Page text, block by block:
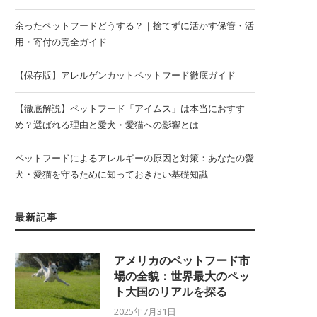
余ったペットフードどうする？｜捨てずに活かす保管・活
用・寄付の完全ガイド
【保存版】アレルゲンカットペットフード徹底ガイド
【徹底解説】ペットフード「アイムス」は本当におすす
め？選ばれる理由と愛犬・愛猫への影響とは
ペットフードによるアレルギーの原因と対策：あなたの愛
犬・愛猫を守るために知っておきたい基礎知識
最新記事
アメリカのペットフード市
場の全貌：世界最大のペッ
ト大国のリアルを探る
2025年7月31日